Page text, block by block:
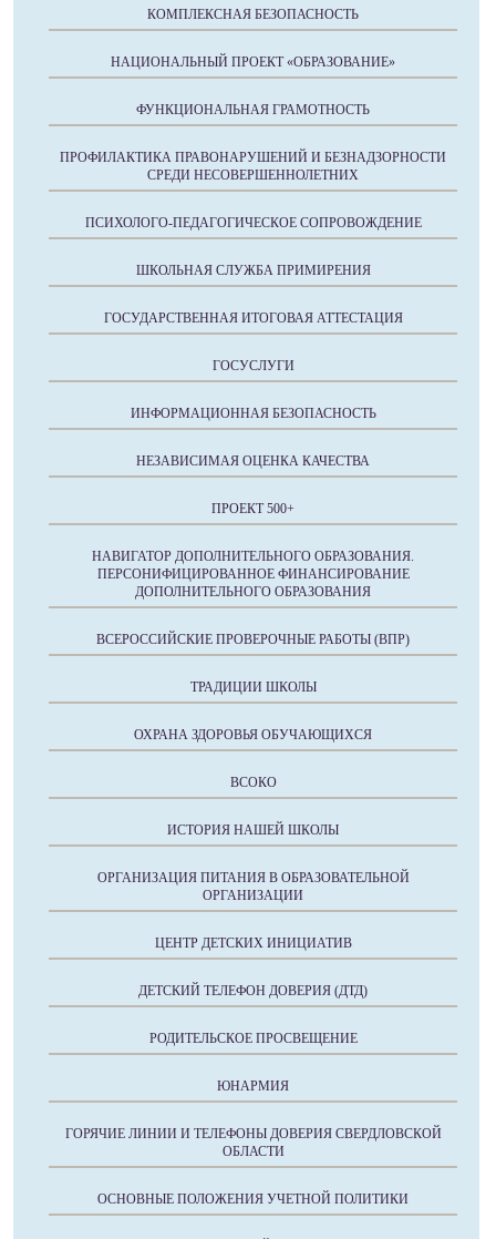
КОМПЛЕКСНАЯ БЕЗОПАСНОСТЬ
НАЦИОНАЛЬНЫЙ ПРОЕКТ «ОБРАЗОВАНИЕ»
ФУНКЦИОНАЛЬНАЯ ГРАМОТНОСТЬ
ПРОФИЛАКТИКА ПРАВОНАРУШЕНИЙ И БЕЗНАДЗОРНОСТИ
СРЕДИ НЕСОВЕРШЕННОЛЕТНИХ
ПСИХОЛОГО-ПЕДАГОГИЧЕСКОЕ СОПРОВОЖДЕНИЕ
ШКОЛЬНАЯ СЛУЖБА ПРИМИРЕНИЯ
ГОСУДАРСТВЕННАЯ ИТОГОВАЯ АТТЕСТАЦИЯ
ГОСУСЛУГИ
ИНФОРМАЦИОННАЯ БЕЗОПАСНОСТЬ
НЕЗАВИСИМАЯ ОЦЕНКА КАЧЕСТВА
ПРОЕКТ 500+
НАВИГАТОР ДОПОЛНИТЕЛЬНОГО ОБРАЗОВАНИЯ.
ПЕРСОНИФИЦИРОВАННОЕ ФИНАНСИРОВАНИЕ
ДОПОЛНИТЕЛЬНОГО ОБРАЗОВАНИЯ
ВСЕРОССИЙСКИЕ ПРОВЕРОЧНЫЕ РАБОТЫ (ВПР)
ТРАДИЦИИ ШКОЛЫ
ОХРАНА ЗДОРОВЬЯ ОБУЧАЮЩИХСЯ
ВСОКО
ИСТОРИЯ НАШЕЙ ШКОЛЫ
ОРГАНИЗАЦИЯ ПИТАНИЯ В ОБРАЗОВАТЕЛЬНОЙ
ОРГАНИЗАЦИИ
ЦЕНТР ДЕТСКИХ ИНИЦИАТИВ
ДЕТСКИЙ ТЕЛЕФОН ДОВЕРИЯ (ДТД)
РОДИТЕЛЬСКОЕ ПРОСВЕЩЕНИЕ
ЮНАРМИЯ
ГОРЯЧИЕ ЛИНИИ И ТЕЛЕФОНЫ ДОВЕРИЯ СВЕРДЛОВСКОЙ
ОБЛАСТИ
ОСНОВНЫЕ ПОЛОЖЕНИЯ УЧЕТНОЙ ПОЛИТИКИ